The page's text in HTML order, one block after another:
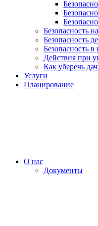
Безопасность
Безопасность
Безопасность в
Действия при
Как уберечь
Услуги
Планирование
О нас
Документы